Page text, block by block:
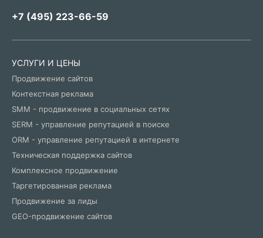
+7 (495) 223-66-59
УСЛУГИ И ЦЕНЫ
Продвижение сайтов
Контекстная реклама
SMM - продвижение в социальных сетях
SERM - управление репутацией в поиске
ORM - управление репутацией в интернете
Техническая поддержка сайтов
Комплексное продвижение
Таргетированная реклама
Продвижение за лиды
GEO-продвижение сайтов